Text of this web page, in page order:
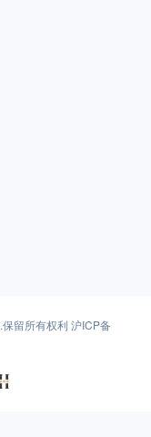
.保留所有权利沪ICP备